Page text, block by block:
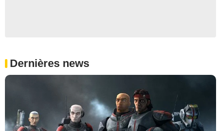
Dernières news